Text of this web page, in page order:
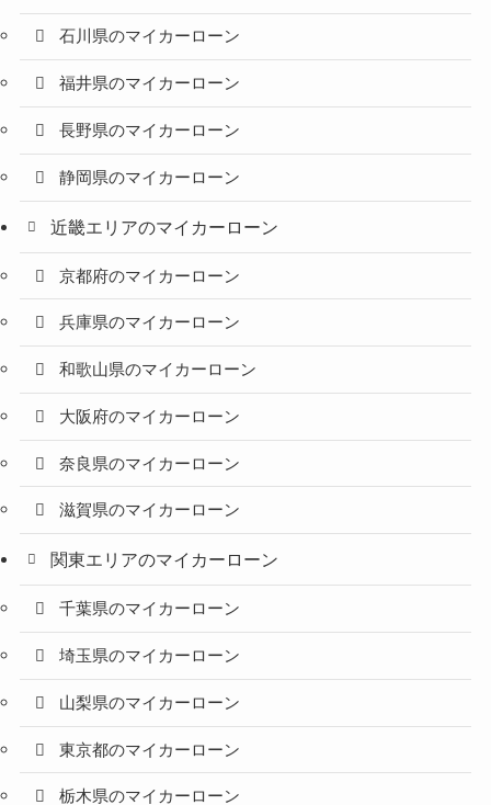
石川県のマイカーローン
福井県のマイカーローン
長野県のマイカーローン
静岡県のマイカーローン
近畿エリアのマイカーローン
京都府のマイカーローン
兵庫県のマイカーローン
和歌山県のマイカーローン
大阪府のマイカーローン
奈良県のマイカーローン
滋賀県のマイカーローン
関東エリアのマイカーローン
千葉県のマイカーローン
埼玉県のマイカーローン
山梨県のマイカーローン
東京都のマイカーローン
栃木県のマイカーローン